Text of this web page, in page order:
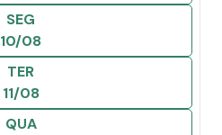
SEG
10/08
TER
11/08
QUA